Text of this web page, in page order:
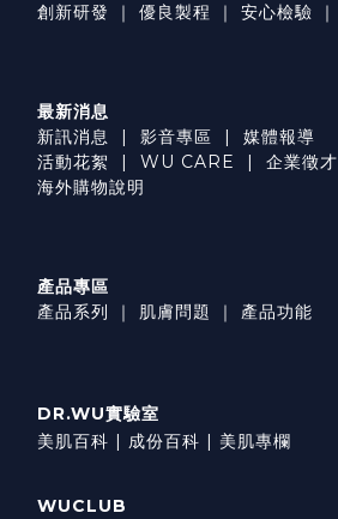
創新研發
｜ 優良製程 ｜ 安心檢驗 ｜
最新消息
新訊消息
| 影音專區 | 媒體報導
活動花絮
| WU CARE | 企業徵才
海外購物說明
產品專區
產品系列
｜ 肌膚問題 ｜ 產品功能
DR.WU實驗室
美肌百科 | 成份百科 | 美肌專欄
WUCLUB